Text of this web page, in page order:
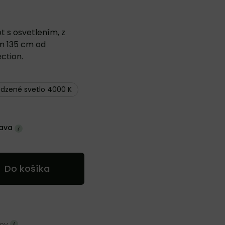
s osvetlením, z
135 cm od
svetlo 4000 K
Do košíka